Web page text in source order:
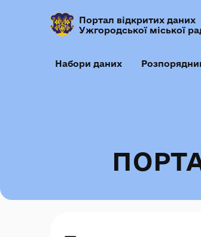
Портал відкритих даних
Ужгородської міської
Набори даних